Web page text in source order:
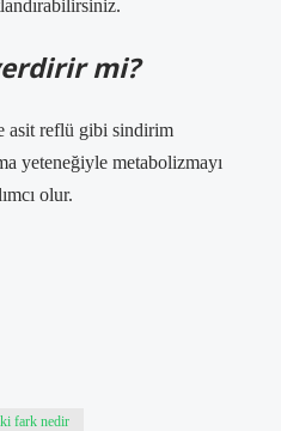
mi?
asit reflü gibi sindirim
yeteneğiyle metabolizmayı
olur.
fark nedir